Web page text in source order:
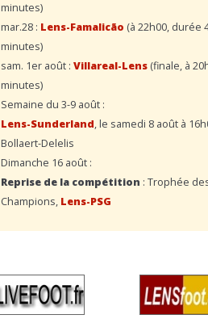
minutes)
mar.28 : Lens-Famalicão (à 22h00, durée
minutes)
sam. 1er août : Villareal-Lens (finale, à
minutes)
Semaine du 3-9 août :
Lens-Sunderland, le samedi 8 août à
Bollaert-Delelis
Dimanche 16 août :
Reprise de la compétition : Trophée
Champions, Lens-PSG